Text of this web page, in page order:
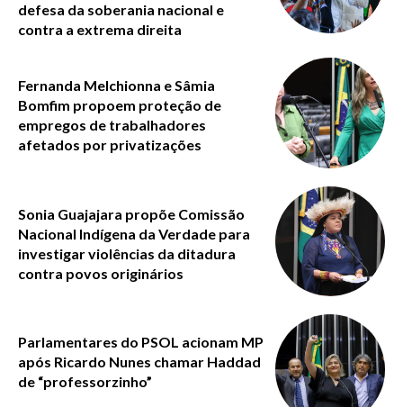
defesa da soberania nacional e
contra a extrema direita
Fernanda Melchionna e Sâmia
Bomfim propoem proteção de
empregos de trabalhadores
afetados por privatizações
Sonia Guajajara propõe Comissão
Nacional Indígena da Verdade para
investigar violências da ditadura
contra povos originários
Parlamentares do PSOL acionam MP
após Ricardo Nunes chamar Haddad
de “professorzinho”